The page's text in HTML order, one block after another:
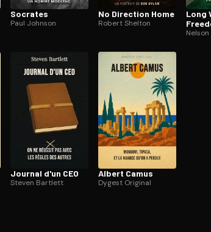
Socrates
Paul Johnson
No Direction Home
Robert Shelton
Long
Journal d'un CEO
Steven Bartlett
Albert Camus
Dygest Original